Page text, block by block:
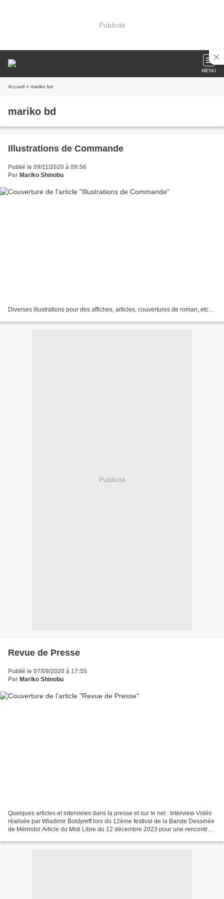
Publicité
MENU
Accueil » mariko bd
mariko bd
Illustrations de Commande
Publié le 09/11/2020 à 09:56
Par Mariko Shinobu
Diverses illustrations pour des affiches, articles, couvertures de roman, etc...
Publicité
Revue de Presse
Publié le 07/09/2020 à 17:55
Par Mariko Shinobu
Quelques articles et interviews dans la presse et sur le net : Interview Vidéo
réalisée par Wladimir Boldyreff lors du 12ème festival de la Bande Dessinée
de Mérindol Article du Midi Libre du 12 décembre 2023 pour une rencontre-